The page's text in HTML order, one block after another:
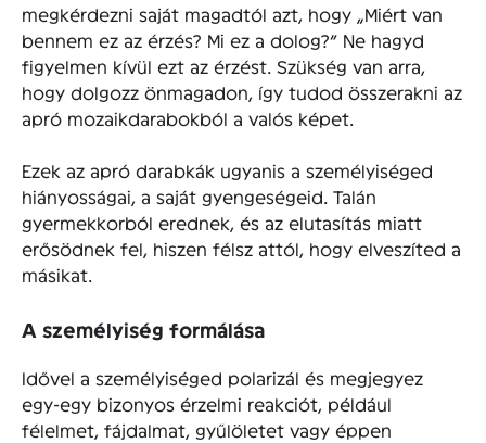
megkérdezni saját magadtól azt, hogy „Miért van
bennem ez az érzés? Mi ez a dolog?” Ne hagyd
figyelmen kívül ezt az érzést. Szükség van arra,
hogy dolgozz önmagadon, így tudod összerakni az
apró mozaikdarabokból a valós képet.
Ezek az apró darabkák ugyanis a személyiséged
hiányosságai, a saját gyengeségeid. Talán
gyermekkorból erednek, és az elutasítás miatt
erősödnek fel, hiszen félsz attól, hogy elveszíted a
másikat.
A személyiség formálása
Idővel a személyiséged polarizál és megjegyez
egy-egy bizonyos érzelmi reakciót, például
félelmet, fájdalmat, gyűlöletet vagy éppen